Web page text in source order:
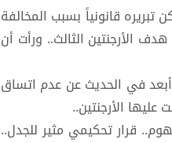
قانونياً بسبب المخالفة
الأرجنتين الثالث.. ورأت أن
أبعد في الحديث عن عدم اتساق
الأرجنتين..
قرار تحكيمي مثير للجدل..